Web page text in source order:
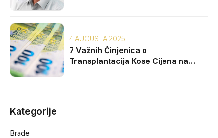
4 AUGUSTA 2025
7 Važnih Činjenica o
Transplantacija Kose Cijena na
Kategorije
Brade